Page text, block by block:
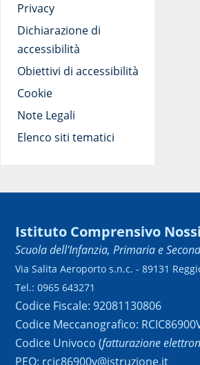
Privacy
Dichiarazione di
accessibilità
Obiettivi di accessibilità
Cookie
Note Legali
Elenco siti tematici
Istituto Comprensivo
Scuola dell'Infanzia, Primaria e
Via Salita Aeroporto s.n.c. - 89131
Tel.: 0965 643271
Codice Fiscale: 92081130806
Codice Meccanografico:
Codice Univoco (fatturazione
PEO: rcic86900v@istruzione.it